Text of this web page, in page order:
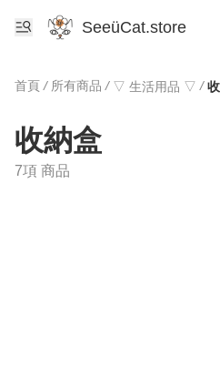
SeeüCat.store
首頁 / 所有商品 / ▽ 生活用品 ▽ /
收納盒
7項 商品